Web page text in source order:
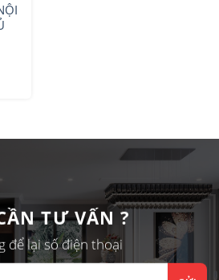
TƯ VẤN ?
để lại số điện thoại